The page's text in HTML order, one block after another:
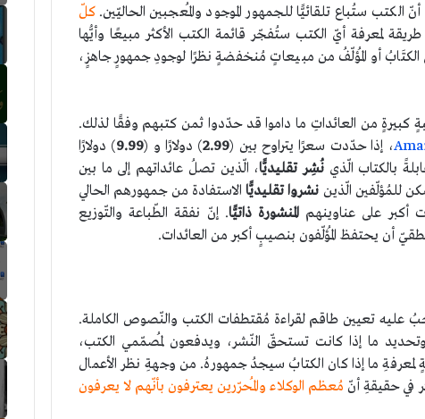
ستُباع تلقائيًّا للجمهور الموجود والمُعجبين الحاليّين. كلّ
لمعرفة أيّ الكتب ستُفجّر قائمة الكتب الأكثر مبيعًا وأيُّها
أو المُؤلّفُ من مبيعاتٍ مُنخفضةٍ نظرًا لوجودِ جمهورٍ جاهزٍ،
كبيرةٍ من العائداتِ ما داموا قد حدّدوا ثمن كتبهم وفقًا لذلك.
، إذا حدّدت سعرًا يتراوح بين (2.99) دولارًا و (9.99) دولارًا
بالكتاب الّذينُشِر تقليديًّا، الّذين تصلُ عائداتهم إلى ما بين
للمُؤلّفين الّذين نشروا تقليديًّاالاستفادة من جمهورهم الحالي
أكبر على عناوينهمالمنشورة ذاتيًّا. إنّ نفقة الطّباعة والتّوزيع
أن يحتفظ المُؤلّفون بنصيبٍ أكبر من العائدات.
عليه تعيين طاقم لقراءة مُقتطفات الكتب والنّصوص الكاملة.
وتحديد ما إذا كانت تستحقّ النّشر، ويدفعون لمُصمّمي الكتب،
ما إذا كان الكتابُ سيجدُ جمهورهُ. من وجهةِ نظر الأعمال
في حقيقةِ أنّ مُعظم الوكلاء والمُحرّرين يعترفون بأنّهم لا يعرفون